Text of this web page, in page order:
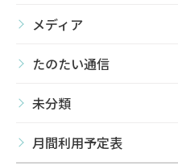
メディア
たのたい通信
未分類
月間利用予定表